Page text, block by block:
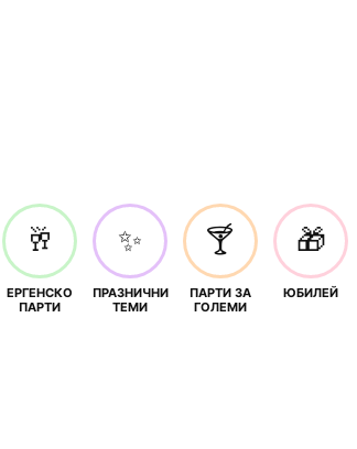
🥂
ЕРГЕНСКО
ПАРТИ
✨
ПРАЗНИЧНИ
ТЕМИ
🍸
ПАРТИ ЗА
ГОЛЕМИ
🎁
ЮБИЛЕЙ